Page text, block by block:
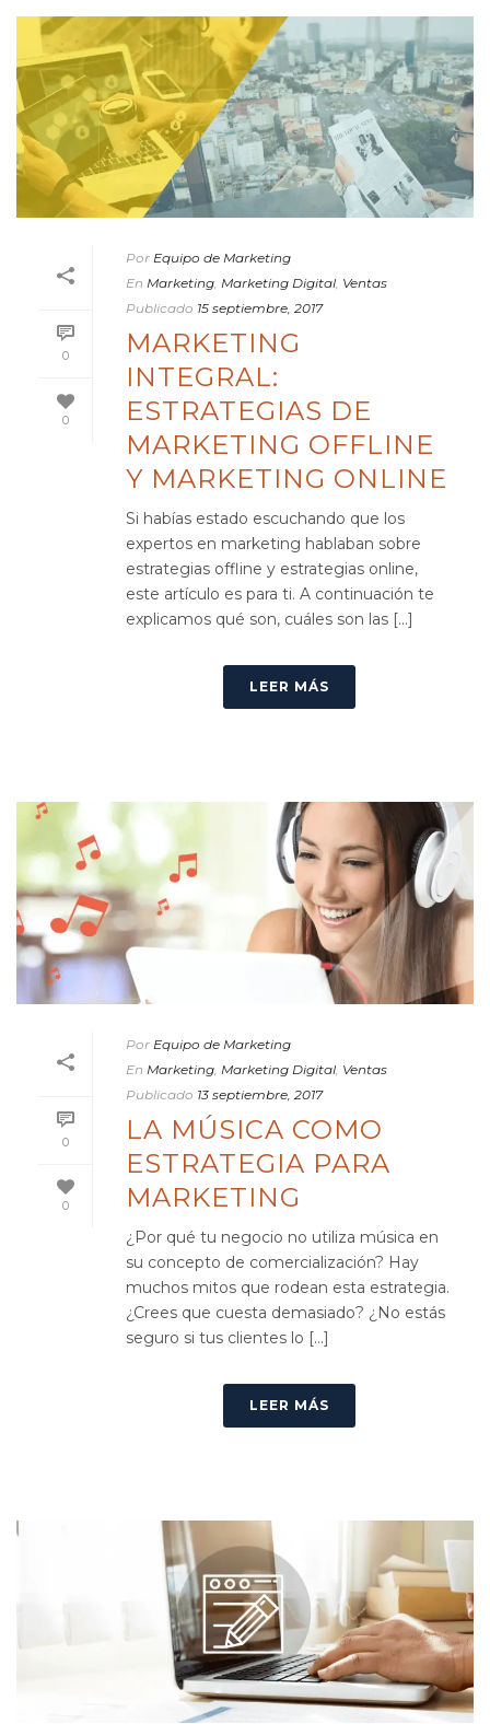
0
0
Por Equipo de Marketing
En Marketing, Marketing Digital, Ventas
Publicado 15 septiembre, 2017
MARKETING
INTEGRAL:
ESTRATEGIAS DE
MARKETING OFFLINE
Y MARKETING ONLINE
Si habías estado escuchando que los
expertos en marketing hablaban sobre
estrategias offline y estrategias online,
este artículo es para ti. A continuación te
explicamos qué son, cuáles son las [...]
LEER MÁS
0
0
Por Equipo de Marketing
En Marketing, Marketing Digital, Ventas
Publicado 13 septiembre, 2017
LA MÚSICA COMO
ESTRATEGIA PARA
MARKETING
¿Por qué tu negocio no utiliza música en
su concepto de comercialización? Hay
muchos mitos que rodean esta estrategia.
¿Crees que cuesta demasiado? ¿No estás
seguro si tus clientes lo [...]
LEER MÁS